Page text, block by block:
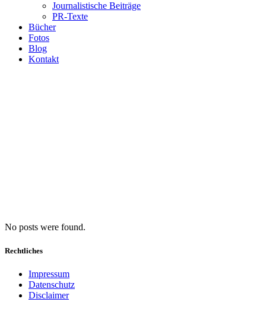
Journalistische Beiträge
PR-Texte
Bücher
Fotos
Blog
Kontakt
No posts were found.
Rechtliches
Impressum
Datenschutz
Disclaimer